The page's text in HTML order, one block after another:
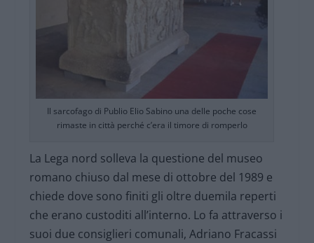
Il sarcofago di Publio Elio Sabino una delle poche cose
rimaste in città perché c’era il timore di romperlo
La Lega nord solleva la questione del museo
romano chiuso dal mese di ottobre del 1989 e
chiede dove sono finiti gli oltre duemila reperti
che erano custoditi all’interno. Lo fa attraverso i
suoi due consiglieri comunali, Adriano Fracassi